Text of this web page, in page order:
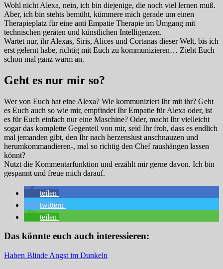
Wohl nicht Alexa, nein, ich bin diejenige, die noch viel lernen muß.
Aber, ich bin stehts bemüht, kümmere mich gerade um einen
Therapieplatz für eine anti Empatie Therapie im Umgang mit
technischen geräten und künstlichen Intelligenzen.
Wartet nur, ihr Alexas, Siris, Alices und Cortanas dieser Welt, bis ich
erst gelernt habe, richtig mit Euch zu kommunizieren… Zieht Euch
schon mal ganz warm an.
Geht es nur mir so?
Wer von Euch hat eine Alexa? Wie kommuniziert Ihr mit ihr? Geht
es Euch auch so wie mir, empfindet Ihr Empatie für Alexa oder, ist
es für Euch einfach nur eine Maschine? Oder, macht Ihr vielleicht
sogar das komplette Gegenteil von mir, seid Ihr froh, dass es endlich
mal jemanden gibt, den Ihr nach herzenslust anschnauzen und
herumkommandieren-, mal so richtig den Chef raushängen lassen
könnt?
Nutzt die Kommentarfunktion und erzählt mir gerne davon. Ich bin
gespannt und freue mich darauf.
teilen
twittern
teilen
Das könnte euch auch interessieren:
Haben Blinde Angst im Dunkeln